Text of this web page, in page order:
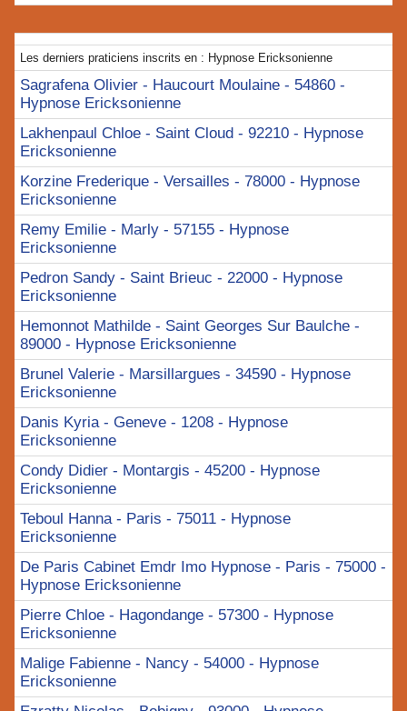
Les derniers praticiens inscrits en : Hypnose Ericksonienne
Sagrafena Olivier - Haucourt Moulaine - 54860 -
Hypnose Ericksonienne
Lakhenpaul Chloe - Saint Cloud - 92210 - Hypnose
Ericksonienne
Korzine Frederique - Versailles - 78000 - Hypnose
Ericksonienne
Remy Emilie - Marly - 57155 - Hypnose
Ericksonienne
Pedron Sandy - Saint Brieuc - 22000 - Hypnose
Ericksonienne
Hemonnot Mathilde - Saint Georges Sur Baulche -
89000 - Hypnose Ericksonienne
Brunel Valerie - Marsillargues - 34590 - Hypnose
Ericksonienne
Danis Kyria - Geneve - 1208 - Hypnose
Ericksonienne
Condy Didier - Montargis - 45200 - Hypnose
Ericksonienne
Teboul Hanna - Paris - 75011 - Hypnose
Ericksonienne
De Paris Cabinet Emdr Imo Hypnose - Paris - 75000 -
Hypnose Ericksonienne
Pierre Chloe - Hagondange - 57300 - Hypnose
Ericksonienne
Malige Fabienne - Nancy - 54000 - Hypnose
Ericksonienne